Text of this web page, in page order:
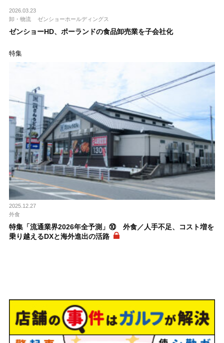
2026.03.23
卸・物流
ゼンショーホールディングス
ゼンショーHD、ポーランドの食品卸売業を子会社化
特集
2025.12.27
外食
特集「流通業界2026年全予測」⑩ 外食／人手不足、コスト増を
乗り越えるDXと海外進出の活路